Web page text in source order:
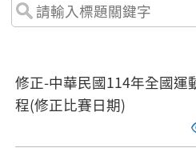
修正-中華民國114年全國運
程(修正比賽日期)